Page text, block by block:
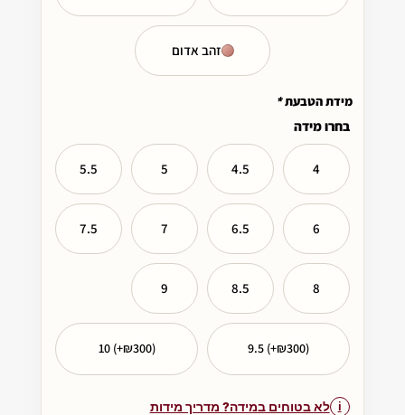
זהב אדום
מידת הטבעת*
בחרו מידה
4
4.5
5
5.5
6
6.5
7
7.5
8
8.5
9
9.5 (+₪300)
10 (+₪300)
לא בטוחים במידה? מדריך מידות